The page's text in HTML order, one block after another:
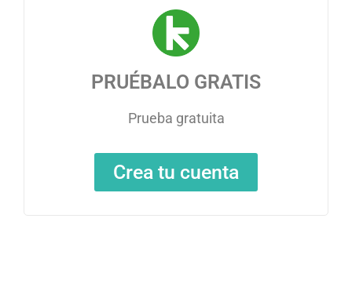
PRUÉBALO GRATIS
Prueba gratuita
Crea tu cuenta